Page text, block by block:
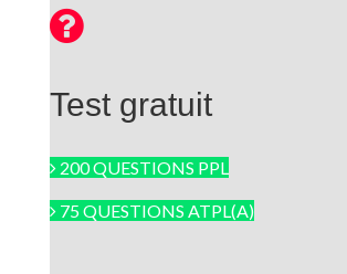
Test gratuit
200 QUESTIONS PPL
75 QUESTIONS ATPL(A)